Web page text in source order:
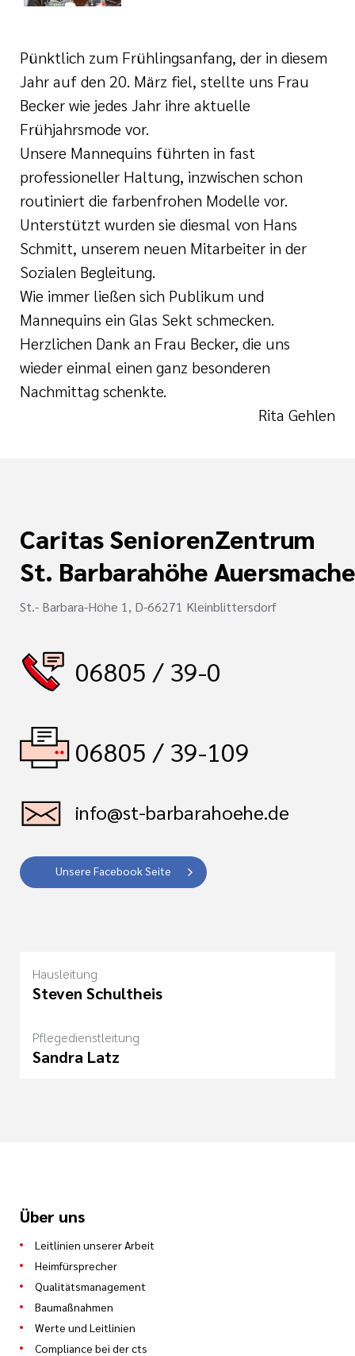
der cts
II
Pünktlich zum Frühlingsanfang, der in diesem
Jahr auf den 20. März fiel, stellte uns Frau
Becker wie jedes Jahr ihre aktuelle
Frühjahrsmode vor.
Unsere Mannequins führten in fast
professioneller Haltung, inzwischen schon
routiniert die farbenfrohen Modelle vor.
Unterstützt wurden sie diesmal von Hans
Schmitt, unserem neuen Mitarbeiter in der
Sozialen Begleitung.
Wie immer ließen sich Publikum und
Mannequins ein Glas Sekt schmecken.
Herzlichen Dank an Frau Becker, die uns
wieder einmal einen ganz besonderen
Nachmittag schenkte.
Rita Gehlen
Caritas SeniorenZentrum
St. Barbarahöhe
St.- Barbara-Höhe 1, D-66271 Kleinblittersdorf
06805 / 39-0
06805 / 39-109
info@st-barbarahoehe.de
Unsere Facebook Seite
Hausleitung
Steven Schultheis
Pflegedienstleitung
Sandra Latz
Über uns
Leitlinien unserer Arbeit
Heimfürsprecher
Qualitätsmanagement
Baumaßnahmen
Werte und Leitlinien
Compliance bei der cts